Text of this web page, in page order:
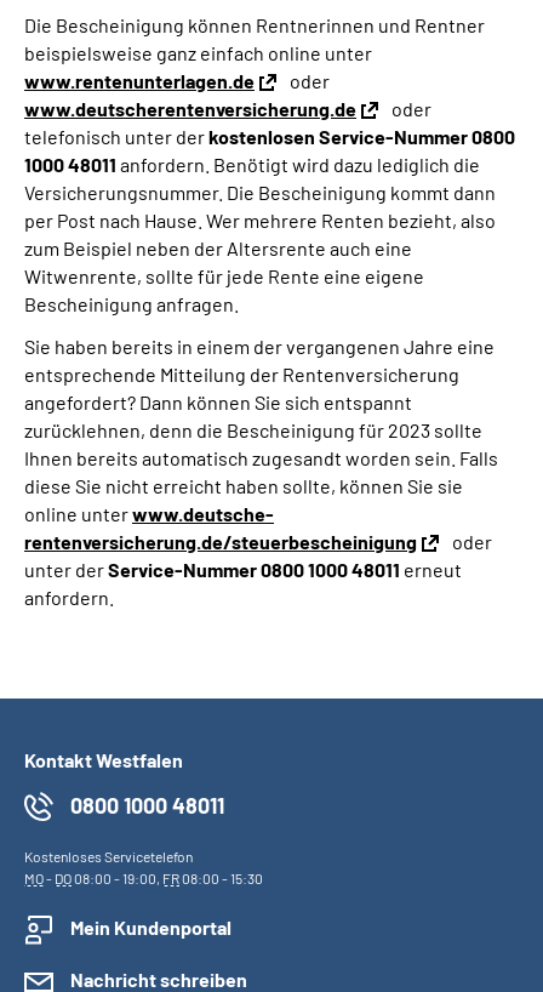
Die Bescheinigung können Rentnerinnen und Rentner
beispielsweise ganz einfach online unter
www.rentenunterlagen.de
oder
www.deutscherentenversicherung.de
oder
telefonisch unter derkostenlosen Service-Nummer 0800
1000 48011 anfordern. Benötigt wird dazu lediglich die
Versicherungsnummer. Die Bescheinigung kommt dann
per Post nach Hause. Wer mehrere Renten bezieht, also
zum Beispiel neben der Altersrente auch eine
Witwenrente, sollte für jede Rente eine eigene
Bescheinigung anfragen.
Sie haben bereits in einem der vergangenen Jahre eine
entsprechende Mitteilung der Rentenversicherung
angefordert? Dann können Sie sich entspannt
zurücklehnen, denn die Bescheinigung für 2023 sollte
Ihnen bereits automatisch zugesandt worden sein. Falls
diese Sie nicht erreicht haben sollte, können Sie sie
online unterwww.deutsche-
rentenversicherung.de/steuerbescheinigung
oder
unter derService-Nummer 0800 1000 48011 erneut
anfordern.
Kontakt Westfalen
0800 1000 48011
Kostenloses Servicetelefon
MO- DO08:00 - 19:00, FR08:00 - 15:30
Mein Kundenportal
Nachricht schreiben